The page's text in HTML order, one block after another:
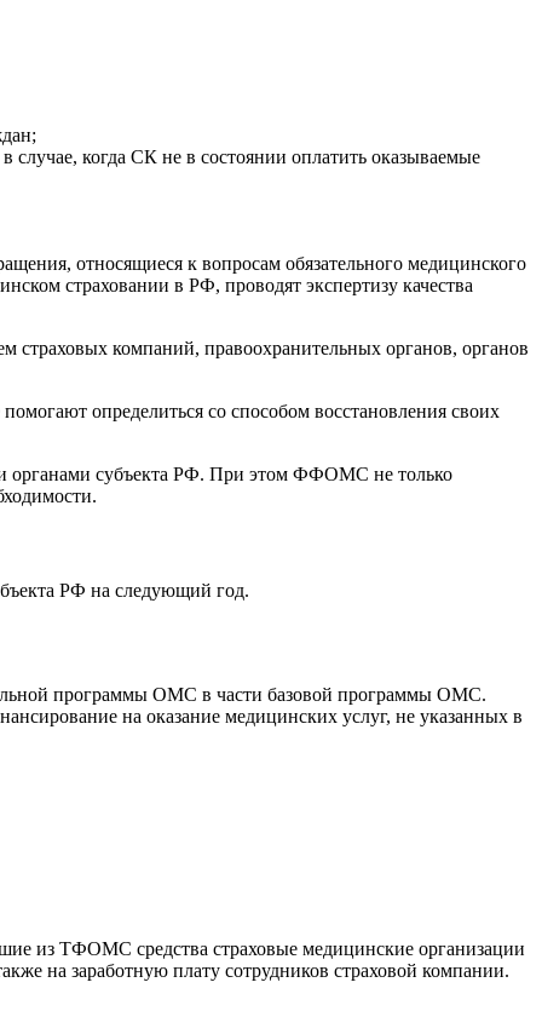
случае, когда СК не в состоянии оплатить оказываемые
относящиеся к вопросам обязательного медицинского
страховании в РФ, проводят экспертизу качества
компаний, правоохранительных органов, органов
определиться со способом восстановления своих
органами субъекта РФ. При этом ФФОМС не только
РФ на следующий год.
программы ОМС в части базовой программы ОМС.
на оказание медицинских услуг, не указанных в
из ТФОМС средства страховые медицинские организации
на заработную плату сотрудников страховой компании.